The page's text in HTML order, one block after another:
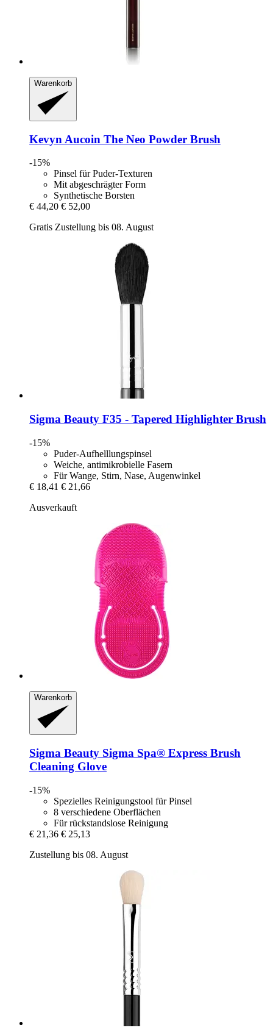
Warenkorb
Kevyn Aucoin The Neo Powder Brush
-15%
Pinsel für Puder-Texturen
Mit abgeschrägter Form
Synthetische Borsten
€ 44,20 € 52,00
Gratis Zustellung bis 08. August
Sigma Beauty F35 -​ Tapered Highlighter Brush
-15%
Puder-Aufhelllungspinsel
Weiche, antimikrobielle Fasern
Für Wange, Stirn, Nase, Augenwinkel
€ 18,41 € 21,66
Ausverkauft
Warenkorb
Sigma Beauty Sigma Spa® Express Brush
Cleaning Glove
-15%
Spezielles Reinigungstool für Pinsel
8 verschiedene Oberflächen
Für rückstandslose Reinigung
€ 21,36 € 25,13
Zustellung bis 08. August